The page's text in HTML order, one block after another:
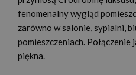
fenomenalny wygląd
zarówno w salonie, sypialni,
pomieszczeniach.
piękna.